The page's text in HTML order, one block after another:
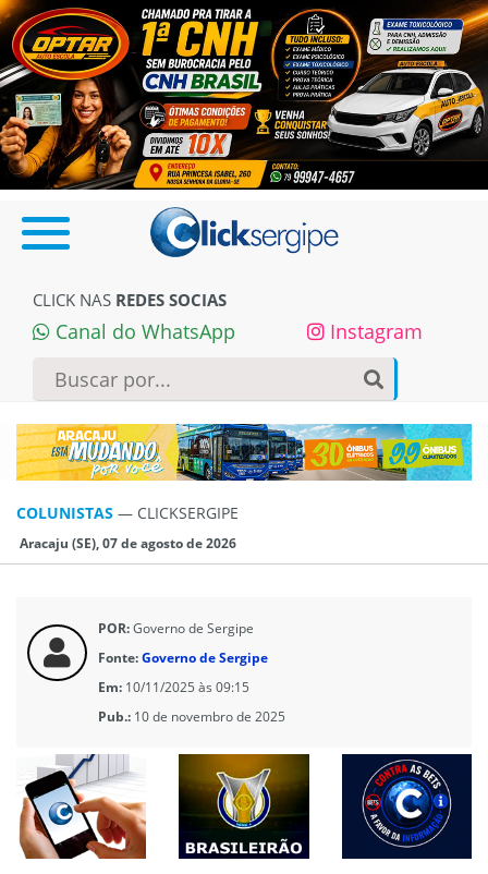
CLICK NAS REDES SOCIAS
Canal do WhatsApp Instagram
COLUNISTAS — CLICKSERGIPE
Aracaju (SE), 07 de agosto de 2026
POR:Governo de Sergipe
Fonte:Governo de Sergipe
Em: 10/11/2025 às 09:15
Pub.: 10 de novembro de 2025